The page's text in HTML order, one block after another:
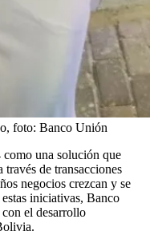
foto: Banco Unión
como una solución que
de transacciones
negocios crezcan y se
iniciativas, Banco
el desarrollo